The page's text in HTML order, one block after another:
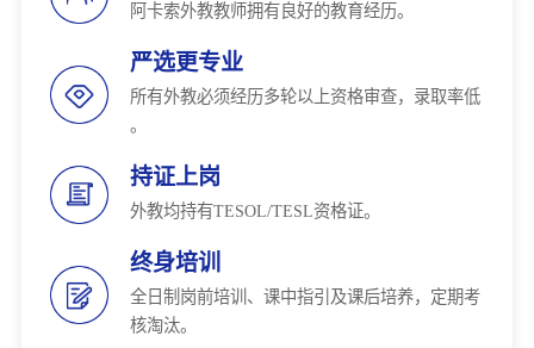
阿卡索外教教师拥有良好的教育经历。
严选更专业
所有外教必须经历多轮以上资格审查，录取率低
。
持证上岗
外教均持有TESOL/TESL资格证。
终身培训
全日制岗前培训、课中指引及课后培养，定期考
核淘汰。